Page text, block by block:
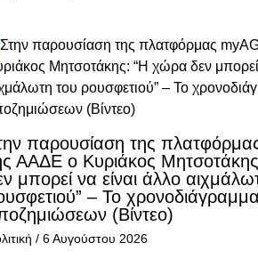
παρουσίαση της
ΑΑΔΕ ο Κυριάκος
μπορεί να είναι άλλο
– Το
(Βίντεο)
/ 6 Αυγούστου 2026